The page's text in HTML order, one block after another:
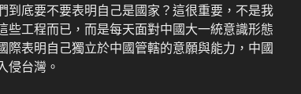
到底要不要表明自己是國家？這很重要，不是我
些工程而已，而是每天面對中國大一統意識形態
際表明自己獨立於中國管轄的意願與能力，中國
侵台灣。